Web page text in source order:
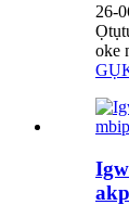
26-
oke